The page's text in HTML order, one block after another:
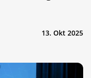
13. Okt 2025